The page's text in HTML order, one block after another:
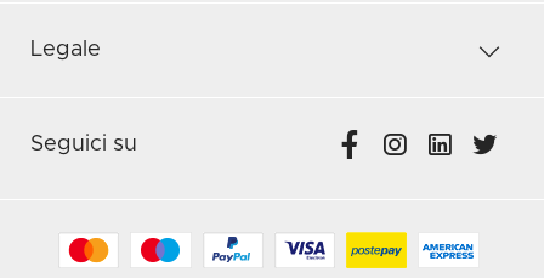
Legale
Seguici su